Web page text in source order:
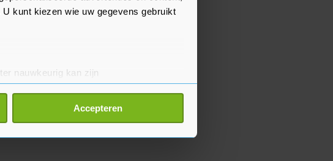
kunt kiezen wie uw gegevens gebruikt
nauwkeurig kan zijn
(fingerprinting)
in het
detailgedeelte
Accepteren